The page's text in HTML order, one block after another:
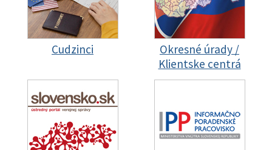
Cudzinci
Okresné úrady /
Klientske centrá